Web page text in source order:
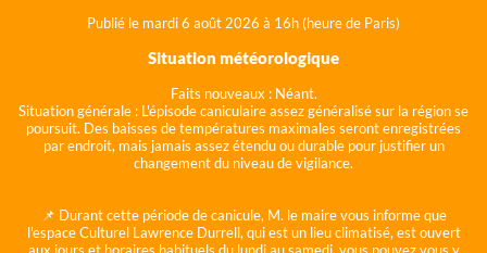
Publié le mardi 6 août 2026 à 16h (heure de Paris)
Situation météorologique
Faits nouveaux : Néant.
Situation générale : L'épisode caniculaire assez généralisé sur la région se
poursuit. Des baisses de températures maximales seront enregistrées
par endroit, mais jamais assez étendu ou durable pour justifier un
changement du niveau de vigilance.
📌 Durant cette période de canicule, M. le maire vous informe que
l'espace Culturel Lawrence Durrell, qui est un lieu climatisé, est ouvert